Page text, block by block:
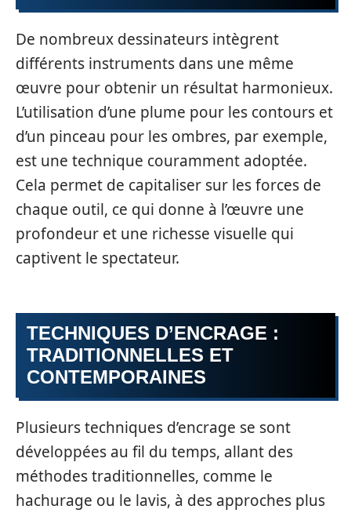
De nombreux dessinateurs intègrent
différents instruments dans une même
œuvre pour obtenir un résultat harmonieux.
L’utilisation d’une plume pour les contours et
d’un pinceau pour les ombres, par exemple,
est une technique couramment adoptée.
Cela permet de capitaliser sur les forces de
chaque outil, ce qui donne à l’œuvre une
profondeur et une richesse visuelle qui
captivent le spectateur.
TECHNIQUES D’ENCRAGE :
TRADITIONNELLES ET
CONTEMPORAINES
Plusieurs techniques d’encrage se sont
développées au fil du temps, allant des
méthodes traditionnelles, comme le
hachurage ou le lavis, à des approches plus